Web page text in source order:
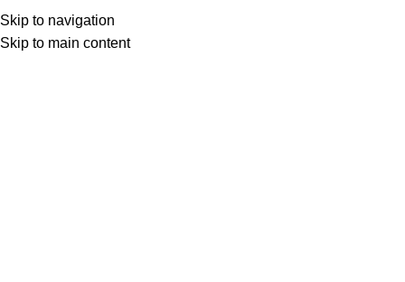
Skip to navigation
Skip to main content